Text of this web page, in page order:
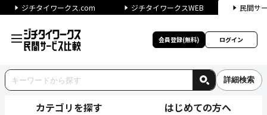
ジチタイワークス.com ジチタイワークスWEB 民間サ
会員登録(無料) ログイン
詳細検索
カテゴリを探す はじめての方へ